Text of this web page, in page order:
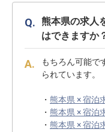
熊本県の求人
はできますか
もちろん可能で
られています。
・ 熊本県 × 宿泊
・ 熊本県 × 宿泊
・ 熊本県 × 宿泊